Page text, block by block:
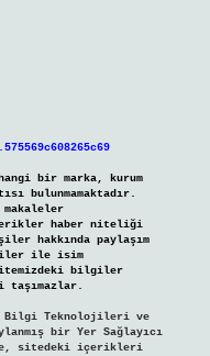
bir marka, kurum
bulunmamaktadır.
makaleler
haber niteliği
hakkında paylaşım
ile isim
bilgiler
Bilgi Teknolojileri ve
bir Yer Sağlayıcı
sitedeki içerikleri